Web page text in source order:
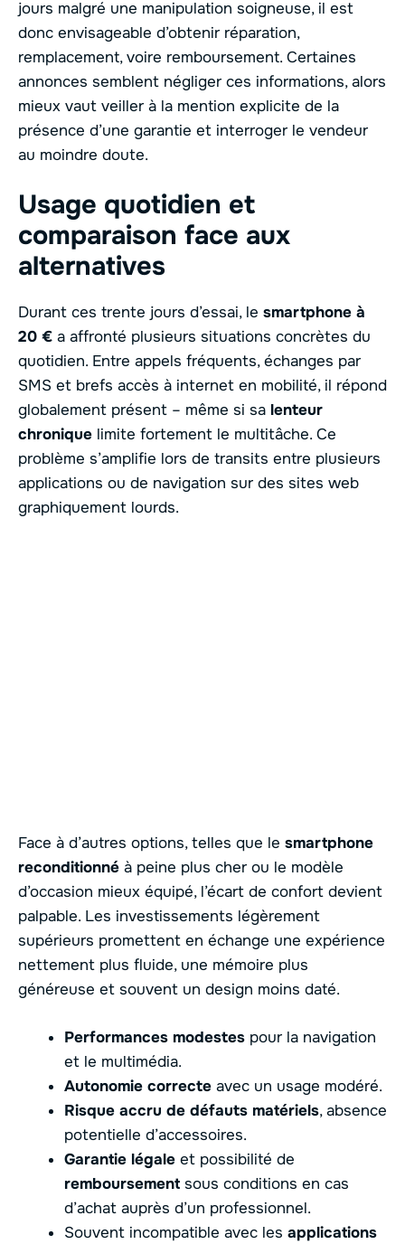
jours malgré une manipulation soigneuse, il est
donc envisageable d’obtenir réparation,
remplacement, voire remboursement. Certaines
annonces semblent négliger ces informations, alors
mieux vaut veiller à la mention explicite de la
présence d’une garantie et interroger le vendeur
au moindre doute.
Usage quotidien et
comparaison face aux
alternatives
Durant ces trente jours d’essai, le smartphone à
20 € a affronté plusieurs situations concrètes du
quotidien. Entre appels fréquents, échanges par
SMS et brefs accès à internet en mobilité, il répond
globalement présent – même si sa lenteur
chronique limite fortement le multitâche. Ce
problème s’amplifie lors de transits entre plusieurs
applications ou de navigation sur des sites web
graphiquement lourds.
Face à d’autres options, telles que le smartphone
reconditionné à peine plus cher ou le modèle
d’occasion mieux équipé, l’écart de confort devient
palpable. Les investissements légèrement
supérieurs promettent en échange une expérience
nettement plus fluide, une mémoire plus
généreuse et souvent un design moins daté.
Performances modestes pour la navigation
et le multimédia.
Autonomie correcte avec un usage modéré.
Risque accru de défauts matériels, absence
potentielle d’accessoires.
Garantie légale et possibilité de
remboursement sous conditions en cas
d’achat auprès d’un professionnel.
Souvent incompatible avec les applications